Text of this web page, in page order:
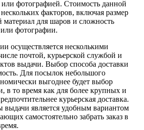
фотографией. Стоимость данной
факторов, включая размер
материал для шаров и сложность
фотографии.
осуществляется несколькими
почтой, курьерской службой и
выдачи. Выбор способа доставки
Для посылок небольшого
выгоднее будет выбор
в то время как для более крупных и
курьерская доставка.
выдачи является удобным вариантом
самостоятельно забрать заказ в